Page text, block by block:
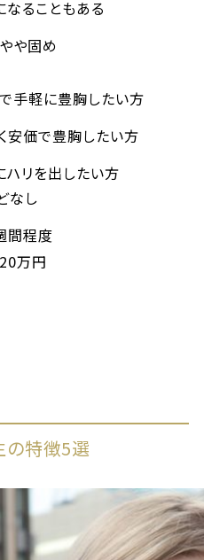
なることもある
や固め
手軽に豊胸したい方
安価で豊胸したい方
ハリを出したい方
なし
間程度
万円
特徴5選